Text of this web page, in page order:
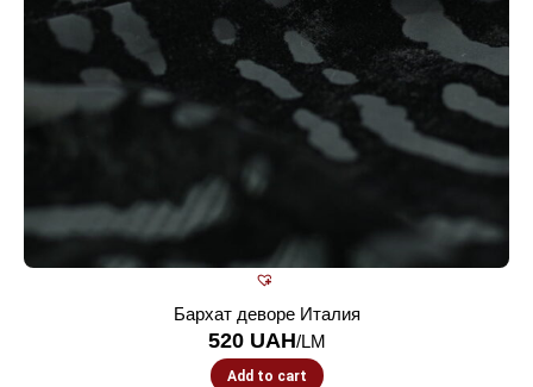
Бархат деворе Италия
520 UAH/LM
Add to cart